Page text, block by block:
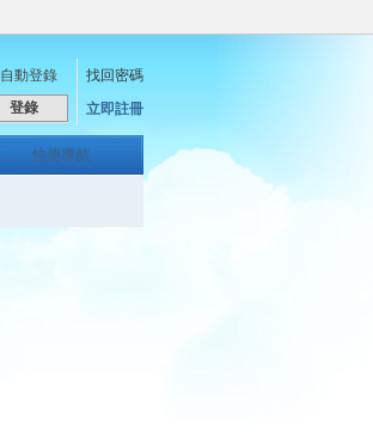
自動登錄
找回密碼
登錄 立即註冊
快捷導航